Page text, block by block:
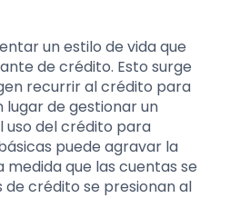
un estilo de vida que
de crédito. Esto surge
recurrir al crédito para
lugar de gestionar un
uso del crédito para
puede agravar la
que las cuentas se
crédito se presionan al